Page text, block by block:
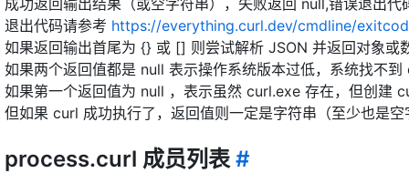
退出代码请参考 https://everything.curl.dev/cmdline/
如果返回输出首尾为 {} 或 [] 则尝试解析 JSON 并返回对象或
如果两个返回值都是 null 表示操作系统版本过低，系统找不
如果第一个返回值为 null ，表示虽然 curl.exe 存在，但创建
但如果 curl 成功执行了，返回值则一定是字符串（至少也是空
process.curl 成员列表 #